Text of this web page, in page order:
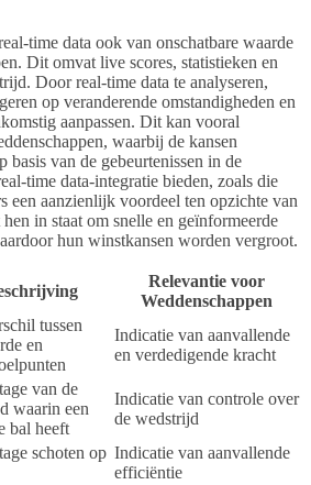
time data ook van onschatbare waarde
Dit omvat live scores, statistieken en
Door real-time data te analyseren,
op veranderende omstandigheden en
aanpassen. Dit kan vooral
waarbij de kansen
basis van de gebeurtenissen in de
time data-integratie bieden, zoals die
een aanzienlijk voordeel ten opzichte van
in staat om snelle en geïnformeerde
hun winstkansen worden vergroot.
Relevantie voor
Weddenschappen
tussen
en
Indicatie van aanvallende
en verdedigende kracht
van de
waarin een
bal heeft
Indicatie van controle over
de wedstrijd
schoten op Indicatie van aanvallende
efficiëntie